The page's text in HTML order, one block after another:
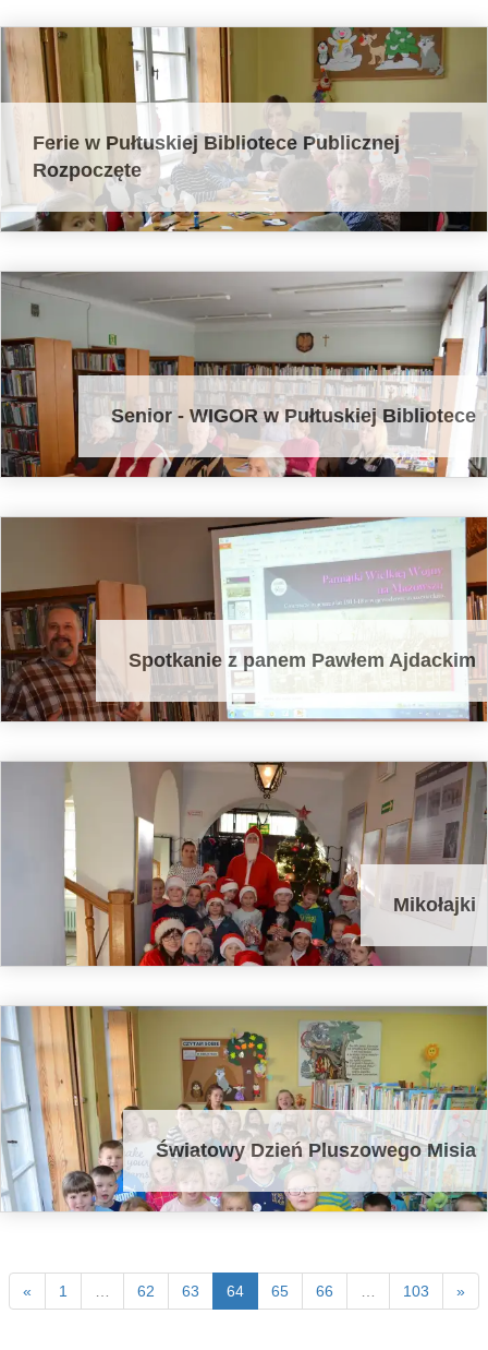
Ferie w Pułtuskiej Bibliotece Publicznej
Rozpoczęte
Senior - WIGOR w Pułtuskiej Bibliotece
Spotkanie z panem Pawłem Ajdackim
Mikołajki
Światowy Dzień Pluszowego Misia
« 1 62 63 64 65 66 103 »